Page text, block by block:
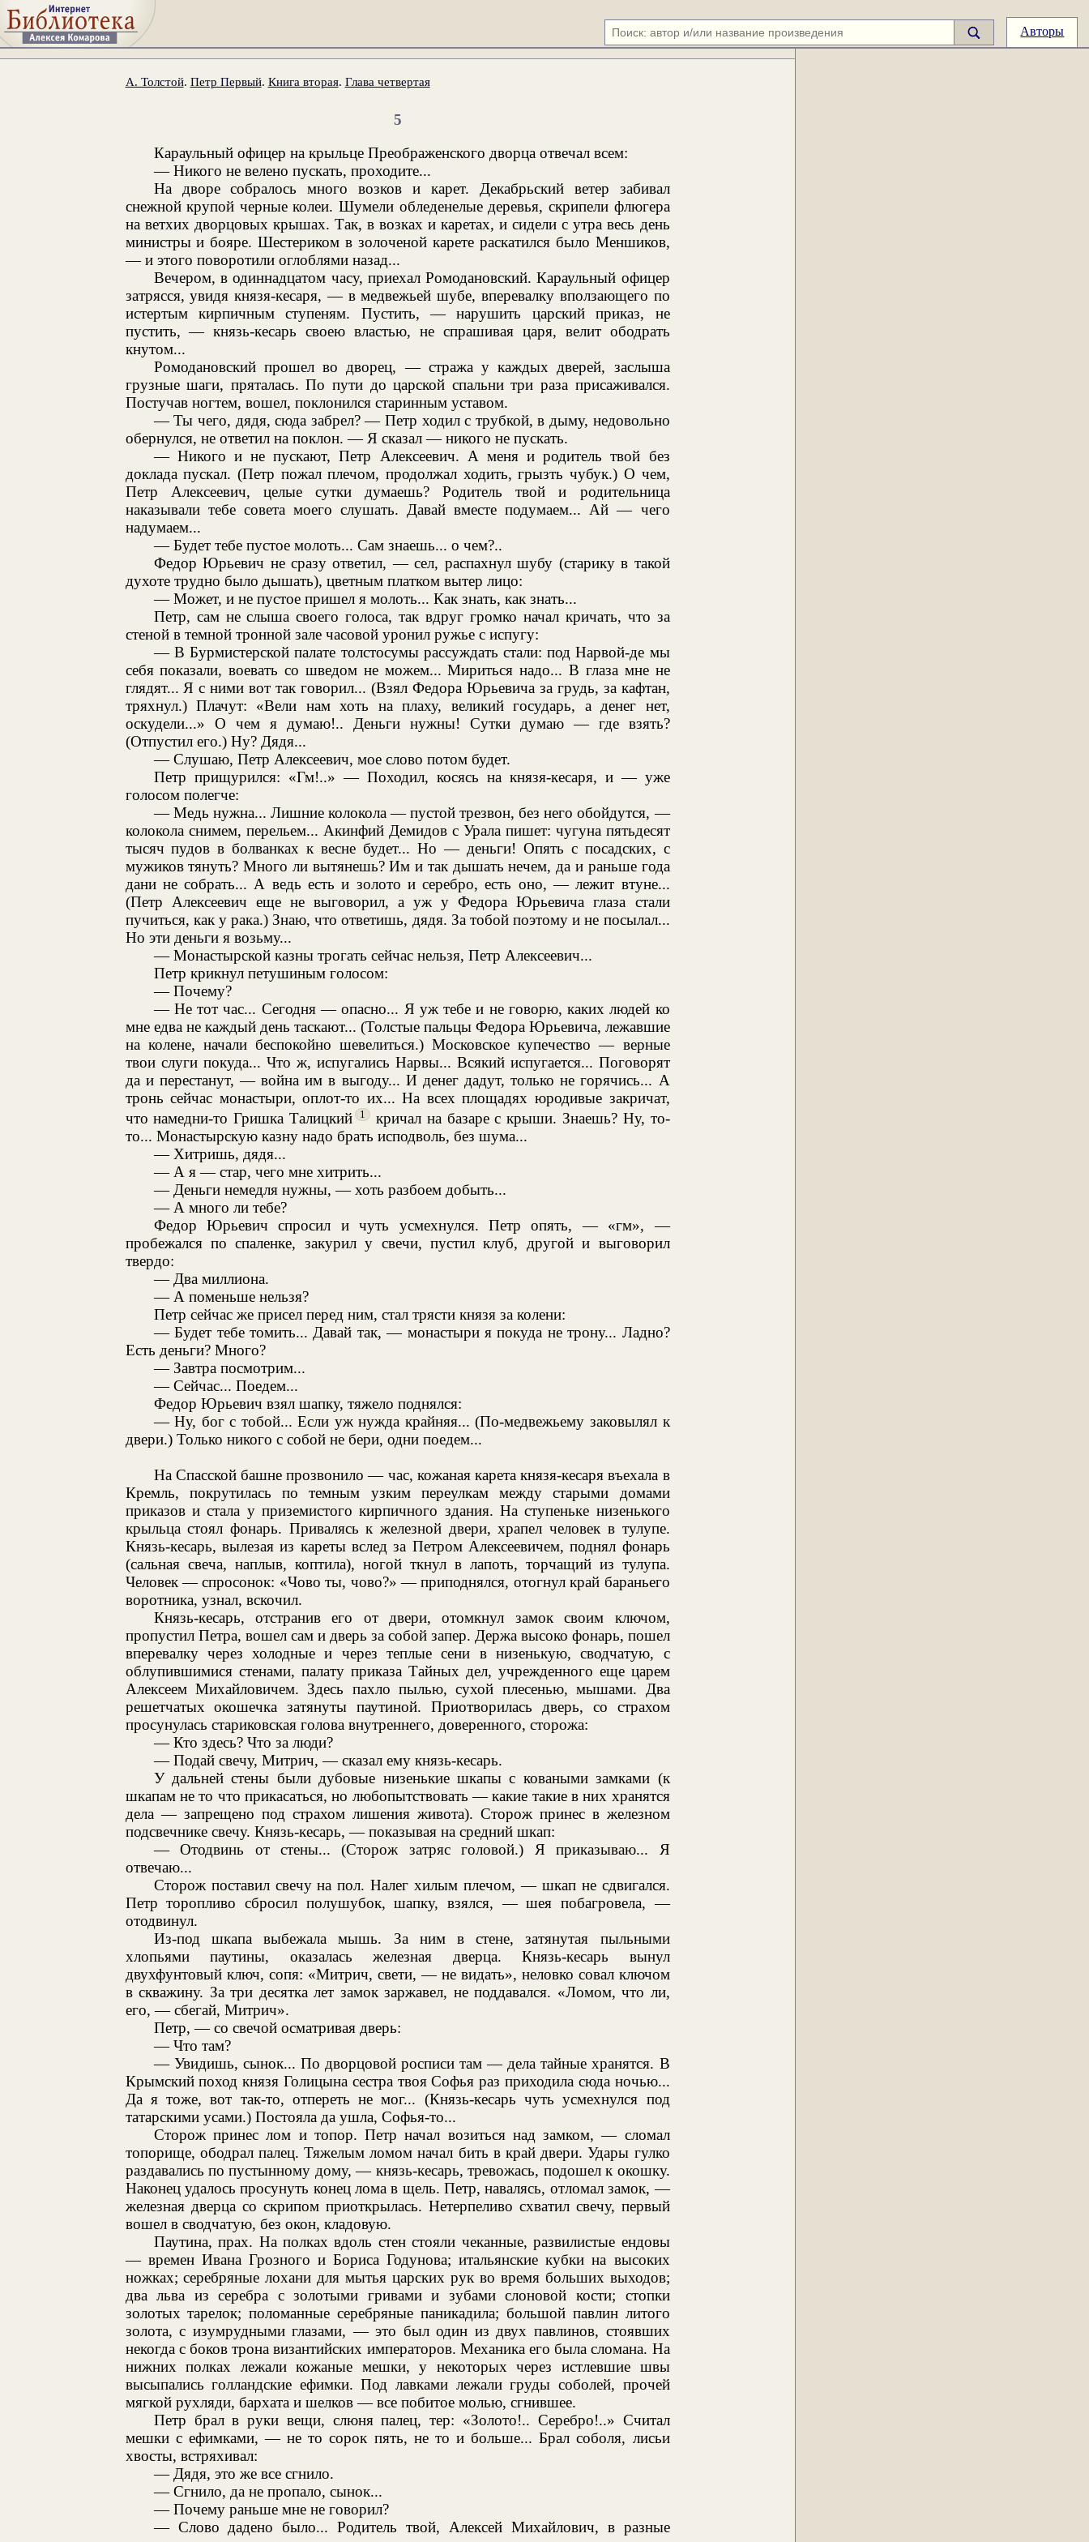
Авторы
А. Толстой. Петр Первый. Книга вторая. Глава четвертая
5
Караульный офицер на крыльце Преображенского дворца отвечал всем:
— Никого не велено пускать, проходите...
На дворе собралось много возков и карет. Декабрьский ветер забивал
снежной крупой черные колеи. Шумели обледенелые деревья, скрипели флюгера
на ветхих дворцовых крышах. Так, в возках и каретах, и сидели с утра весь день
министры и бояре. Шестериком в золоченой карете раскатился было Меншиков,
— и этого поворотили оглоблями назад...
Вечером, в одиннадцатом часу, приехал Ромодановский. Караульный офицер
затрясся, увидя князя-кесаря, — в медвежьей шубе, вперевалку вползающего по
истертым кирпичным ступеням. Пустить, — нарушить царский приказ, не
пустить, — князь-кесарь своею властью, не спрашивая царя, велит ободрать
кнутом...
Ромодановский прошел во дворец, — стража у каждых дверей, заслыша
грузные шаги, пряталась. По пути до царской спальни три раза присаживался.
Постучав ногтем, вошел, поклонился старинным уставом.
— Ты чего, дядя, сюда забрел? — Петр ходил с трубкой, в дыму, недовольно
обернулся, не ответил на поклон. — Я сказал — никого не пускать.
— Никого и не пускают, Петр Алексеевич. А меня и родитель твой без
доклада пускал. (Петр пожал плечом, продолжал ходить, грызть чубук.) О чем,
Петр Алексеевич, целые сутки думаешь? Родитель твой и родительница
наказывали тебе совета моего слушать. Давай вместе подумаем... Ай — чего
надумаем...
— Будет тебе пустое молоть... Сам знаешь... о чем?..
Федор Юрьевич не сразу ответил, — сел, распахнул шубу (старику в такой
духоте трудно было дышать), цветным платком вытер лицо:
— Может, и не пустое пришел я молоть... Как знать, как знать...
Петр, сам не слыша своего голоса, так вдруг громко начал кричать, что за
стеной в темной тронной зале часовой уронил ружье с испугу:
— В Бурмистерской палате толстосумы рассуждать стали: под Нарвой-де мы
себя показали, воевать со шведом не можем... Мириться надо... В глаза мне не
глядят... Я с ними вот так говорил... (Взял Федора Юрьевича за грудь, за кафтан,
тряхнул.) Плачут: «Вели нам хоть на плаху, великий государь, а денег нет,
оскудели...» О чем я думаю!.. Деньги нужны! Сутки думаю — где взять?
(Отпустил его.) Ну? Дядя...
— Слушаю, Петр Алексеевич, мое слово потом будет.
Петр прищурился: «Гм!..» — Походил, косясь на князя-кесаря, и — уже
голосом полегче:
— Медь нужна... Лишние колокола — пустой трезвон, без него обойдутся, —
колокола снимем, перельем... Акинфий Демидов с Урала пишет: чугуна пятьдесят
тысяч пудов в болванках к весне будет... Но — деньги! Опять с посадских, с
мужиков тянуть? Много ли вытянешь? Им и так дышать нечем, да и раньше года
дани не собрать... А ведь есть и золото и серебро, есть оно, — лежит втуне...
(Петр Алексеевич еще не выговорил, а уж у Федора Юрьевича глаза стали
пучиться, как у рака.) Знаю, что ответишь, дядя. За тобой поэтому и не посылал...
Но эти деньги я возьму...
— Монастырской казны трогать сейчас нельзя, Петр Алексеевич...
Петр крикнул петушиным голосом:
— Почему?
— Не тот час... Сегодня — опасно... Я уж тебе и не говорю, каких людей ко
мне едва не каждый день таскают... (Толстые пальцы Федора Юрьевича, лежавшие
на колене, начали беспокойно шевелиться.) Московское купечество — верные
твои слуги покуда... Что ж, испугались Нарвы... Всякий испугается... Поговорят
да и перестанут, — война им в выгоду... И денег дадут, только не горячись... А
тронь сейчас монастыри, оплот-то их... На всех площадях юродивые закричат,
что намедни-то Гришка Талицкий
1
кричал на базаре с крыши. Знаешь? Ну, то-
то... Монастырскую казну надо брать исподволь, без шума...
— Хитришь, дядя...
— А я — стар, чего мне хитрить...
— Деньги немедля нужны, — хоть разбоем добыть...
— А много ли тебе?
Федор Юрьевич спросил и чуть усмехнулся. Петр опять, — «гм», —
пробежался по спаленке, закурил у свечи, пустил клуб, другой и выговорил
твердо:
— Два миллиона.
— А поменьше нельзя?
Петр сейчас же присел перед ним, стал трясти князя за колени:
— Будет тебе томить... Давай так, — монастыри я покуда не трону... Ладно?
Есть деньги? Много?
— Завтра посмотрим...
— Сейчас... Поедем...
Федор Юрьевич взял шапку, тяжело поднялся:
— Ну, бог с тобой... Если уж нужда крайняя... (По-медвежьему заковылял к
двери.) Только никого с собой не бери, одни поедем...
На Спасской башне прозвонило — час, кожаная карета князя-кесаря въехала в
Кремль, покрутилась по темным узким переулкам между старыми домами
приказов и стала у приземистого кирпичного здания. На ступеньке низенького
крыльца стоял фонарь. Привалясь к железной двери, храпел человек в тулупе.
Князь-кесарь, вылезая из кареты вслед за Петром Алексеевичем, поднял фонарь
(сальная свеча, наплыв, коптила), ногой ткнул в лапоть, торчащий из тулупа.
Человек — спросонок: «Чово ты, чово?» — приподнялся, отогнул край бараньего
воротника, узнал, вскочил.
Князь-кесарь, отстранив его от двери, отомкнул замок своим ключом,
пропустил Петра, вошел сам и дверь за собой запер. Держа высоко фонарь, пошел
вперевалку через холодные и через теплые сени в низенькую, сводчатую, с
облупившимися стенами, палату приказа Тайных дел, учрежденного еще царем
Алексеем Михайловичем. Здесь пахло пылью, сухой плесенью, мышами. Два
решетчатых окошечка затянуты паутиной. Приотворилась дверь, со страхом
просунулась стариковская голова внутреннего, доверенного, сторожа:
— Кто здесь? Что за люди?
— Подай свечу, Митрич, — сказал ему князь-кесарь.
У дальней стены были дубовые низенькие шкапы с коваными замками (к
шкапам не то что прикасаться, но любопытствовать — какие такие в них хранятся
дела — запрещено под страхом лишения живота). Сторож принес в железном
подсвечнике свечу. Князь-кесарь, — показывая на средний шкап:
— Отодвинь от стены... (Сторож затряс головой.) Я приказываю... Я
отвечаю...
Сторож поставил свечу на пол. Налег хилым плечом, — шкап не сдвигался.
Петр торопливо сбросил полушубок, шапку, взялся, — шея побагровела, —
отодвинул.
Из-под шкапа выбежала мышь. За ним в стене, затянутая пыльными
хлопьями паутины, оказалась железная дверца. Князь-кесарь вынул
двухфунтовый ключ, сопя: «Митрич, свети, — не видать», неловко совал ключом
в скважину. За три десятка лет замок заржавел, не поддавался. «Ломом, что ли,
его, — сбегай, Митрич».
Петр, — со свечой осматривая дверь:
— Что там?
— Увидишь, сынок... По дворцовой росписи там — дела тайные хранятся. В
Крымский поход князя Голицына сестра твоя Софья раз приходила сюда ночью...
Да я тоже, вот так-то, отпереть не мог... (Князь-кесарь чуть усмехнулся под
татарскими усами.) Постояла да ушла, Софья-то...
Сторож принес лом и топор. Петр начал возиться над замком, — сломал
топорище, ободрал палец. Тяжелым ломом начал бить в край двери. Удары гулко
раздавались по пустынному дому, — князь-кесарь, тревожась, подошел к окошку.
Наконец удалось просунуть конец лома в щель. Петр, навалясь, отломал замок, —
железная дверца со скрипом приоткрылась. Нетерпеливо схватил свечу, первый
вошел в сводчатую, без окон, кладовую.
Паутина, прах. На полках вдоль стен стояли чеканные, развилистые ендовы
— времен Ивана Грозного и Бориса Годунова; итальянские кубки на высоких
ножках; серебряные лохани для мытья царских рук во время больших выходов;
два льва из серебра с золотыми гривами и зубами слоновой кости; стопки
золотых тарелок; поломанные серебряные паникадила; большой павлин литого
золота, с изумрудными глазами, — это был один из двух павлинов, стоявших
некогда с боков трона византийских императоров. Механика его была сломана. На
нижних полках лежали кожаные мешки, у некоторых через истлевшие швы
высыпались голландские ефимки. Под лавками лежали груды соболей, прочей
мягкой рухляди, бархата и шелков — все побитое молью, сгнившее.
Петр брал в руки вещи, слюня палец, тер: «Золото!.. Серебро!..» Считал
мешки с ефимками, — не то сорок пять, не то и больше... Брал соболя, лисьи
хвосты, встряхивал:
— Дядя, это же все сгнило.
— Сгнило, да не пропало, сынок...
— Почему раньше мне не говорил?
— Слово дадено было... Родитель твой, Алексей Михайлович, в разные